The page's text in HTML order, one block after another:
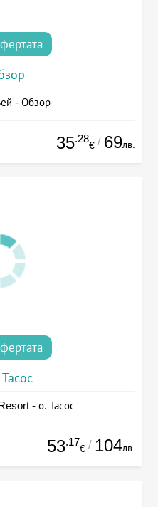
- Обзор
35.28
€ / 69лв.
- о. Тасос
53.17
€ / 104лв.